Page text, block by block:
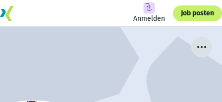
Anmelden
Job posten